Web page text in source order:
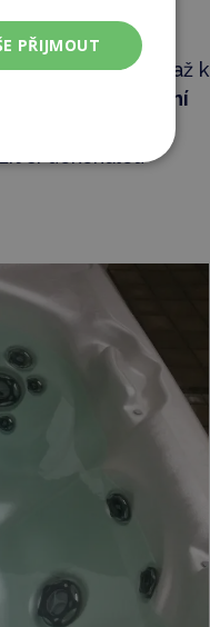
si vše navolíte.
přes hrudník až k
přímé a rotační
si dokonalou
PŘIJMOUT